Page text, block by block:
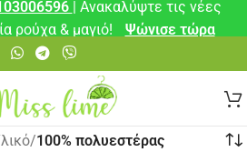
| Ανακαλύψτε τις νέες
ρούχα & μαγιό!
Ψώνισε τώρα
/100% πολυεστέρας